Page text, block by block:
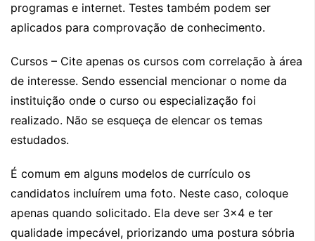
programas e internet. Testes também podem ser
aplicados para comprovação de conhecimento.
Cursos – Cite apenas os cursos com correlação à área
de interesse. Sendo essencial mencionar o nome da
instituição onde o curso ou especialização foi
realizado. Não se esqueça de elencar os temas
estudados.
É comum em alguns modelos de currículo os
candidatos incluírem uma foto. Neste caso, coloque
apenas quando solicitado. Ela deve ser 3×4 e ter
qualidade impecável, priorizando uma postura sóbria